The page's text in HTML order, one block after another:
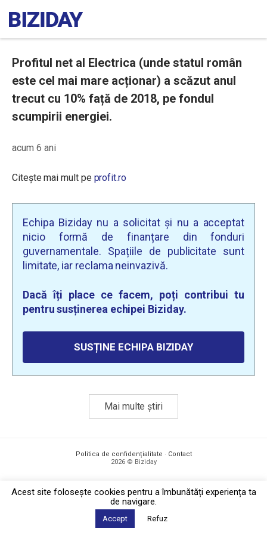
Profitul net al Electrica (unde statul român
este cel mai mare acționar) a scăzut anul
trecut cu 10% față de 2018, pe fondul
scumpirii energiei.
acum 6 ani
Citește mai mult pe profit.ro
Echipa Biziday nu a solicitat și nu a acceptat
nicio formă de finanțare din fonduri
guvernamentale. Spațiile de publicitate sunt
limitate, iar reclama neinvazivă.
Dacă îți place ce facem, poți contribui tu
pentru susținerea echipei Biziday.
SUSȚINE ECHIPA BIZIDAY
Mai multe știri
Politica de confidențialitate · Contact
2026 © Biziday
Acest site foloseşte cookies pentru a îmbunătăți experiența ta
de navigare.
Accept Refuz